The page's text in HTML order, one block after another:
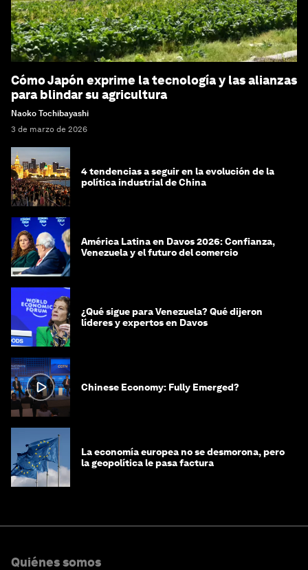
Cómo Japón exprime la tecnología y las alianzas
para blindar su agricultura
Naoko Tochibayashi
3 de marzo de 2026
4 tendencias a seguir en la evolución de la
política industrial de China
América Latina en Davos 2026: Confianza,
Venezuela y el futuro del comercio
¿Qué sigue para Venezuela? Qué dijeron
líderes y expertos en Davos
Chinese Economy: Fully Emerged?
La economía europea no se desmorona, pero
la geopolítica le pasa factura
Quiénes somos